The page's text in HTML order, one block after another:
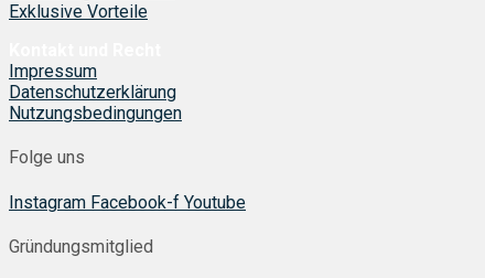
Exklusive Vorteile
Impressum
Datenschutzerklärung
Nutzungsbedingungen
Folge uns
Instagram Facebook-f Youtube
Gründungsmitglied